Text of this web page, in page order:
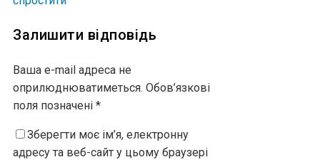
Залишити відповідь
Ваша e-mail адреса не
оприлюднюватиметься. Обов’язкові
поля позначені *
Зберегти моє ім’я, електронну
адресу та веб-сайт у цьому браузері